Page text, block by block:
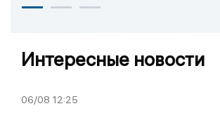
Интересные новости
06/08 12:25